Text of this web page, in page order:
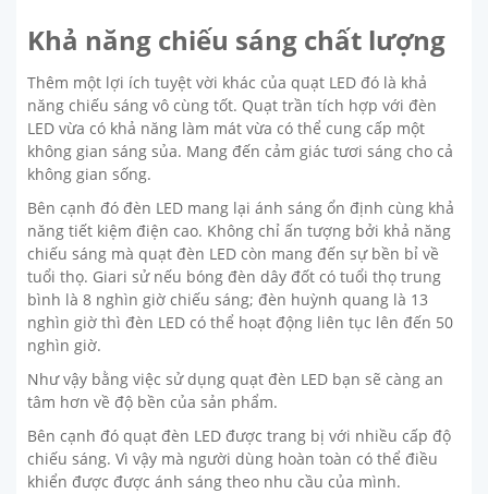
Khả năng chiếu sáng chất lượng
Thêm một lợi ích tuyệt vời khác của quạt LED đó là khả
năng chiếu sáng vô cùng tốt. Quạt trần tích hợp với đèn
LED vừa có khả năng làm mát vừa có thể cung cấp một
không gian sáng sủa. Mang đến cảm giác tươi sáng cho cả
không gian sống.
Bên cạnh đó đèn LED mang lại ánh sáng ổn định cùng khả
năng tiết kiệm điện cao. Không chỉ ấn tượng bởi khả năng
chiếu sáng mà quạt đèn LED còn mang đến sự bền bỉ về
tuổi thọ. Giari sử nếu bóng đèn dây đốt có tuổi thọ trung
bình là 8 nghìn giờ chiếu sáng; đèn huỳnh quang là 13
nghìn giờ thì đèn LED có thể hoạt động liên tục lên đến 50
nghìn giờ.
Như vậy bằng việc sử dụng quạt đèn LED bạn sẽ càng an
tâm hơn về độ bền của sản phẩm.
Bên cạnh đó quạt đèn LED được trang bị với nhiều cấp độ
chiếu sáng. Vì vậy mà người dùng hoàn toàn có thể điều
khiển được được ánh sáng theo nhu cầu của mình.